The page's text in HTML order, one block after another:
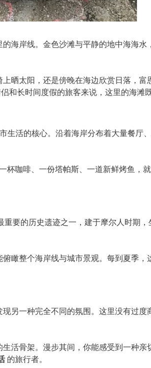
海岸线。金色沙滩与平静的地中海海水
晒太阳，还是傍晚在海边欣赏日落，富
和长时间度假的旅客来说，这里的海滩
生活的核心。沿着海岸分布着大量餐厅
杯咖啡、一份塔帕斯、一道新鲜烤鱼，
要的历史遗迹之一，建于摩尔人时期，
瞰整个海岸线与城市景观。每到夏季，
另一种完全不同的氛围。这里没有过度
活骨架。漫步其间，你能感受到一种亲
的旅行者。